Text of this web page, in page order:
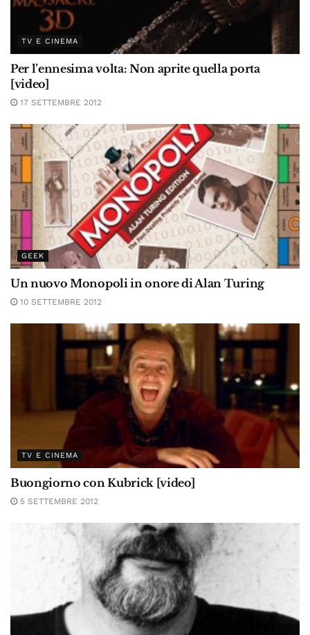
TV E CINEMA
Per l’ennesima volta: Non aprite quella porta
[video]
17 SETTEMBRE 2012
GEEK
Un nuovo Monopoli in onore di Alan Turing
10 SETTEMBRE 2012
TV E CINEMA
Buongiorno con Kubrick [video]
5 SETTEMBRE 2012